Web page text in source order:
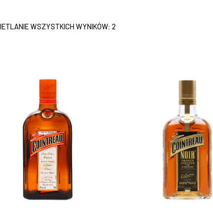
WSZYSTKICH WYNIKÓW: 2